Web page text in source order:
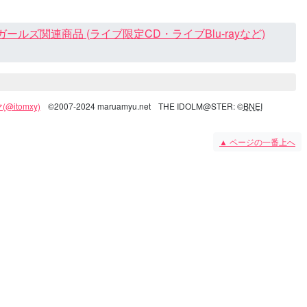
ルズ関連商品 (ライブ限定CD・ライブBlu-rayなど)
(@itomxy) ©2007-2024 maruamyu.net THE IDOLM@STER: ©BNEI
▲ ページの一番上へ